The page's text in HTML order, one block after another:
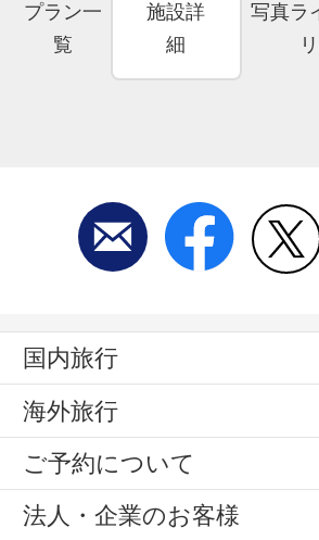
プラン一
覧
施設詳
細
写真ラ
リ
国内旅行
海外旅行
ご予約について
法人・企業のお客様